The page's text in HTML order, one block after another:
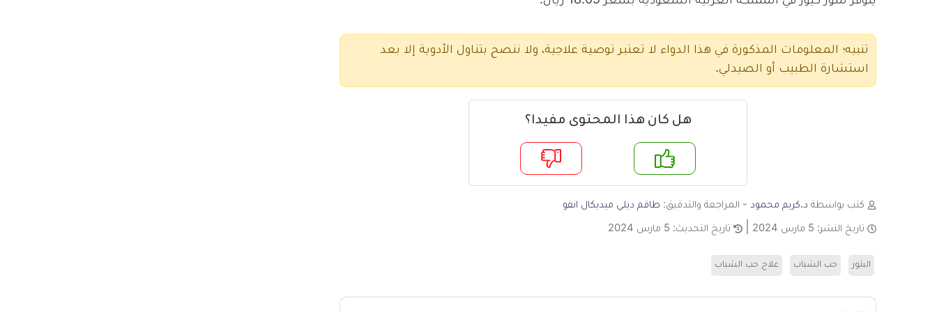
تنبيه؛ المعلومات المذكورة في هذا الدواء لا تعتبر توصية علاجية، ولا ننصح بتناول الأدوية إلا بعد
استشارة الطبيب أو الصيدلي.
هل كان هذا المحتوى مفيدا؟
لا
كتب بواسطة د.كريم محمود - المراجعة والتدقيق: طاقم ديلي ميديكال انفو
تاريخ النشر: 5 مارس 2024 تاريخ التحديث: 5 مارس 2024
البثور حب الشباب علاج حب الشباب